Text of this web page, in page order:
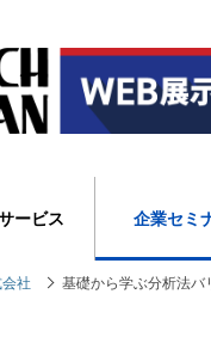
ービス 企業セミ
社 基礎から学ぶ分析法バ